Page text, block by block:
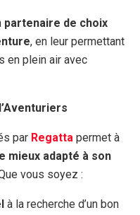
partenaire de choix
, en leur permettant
en plein air avec
par Regatta permet à
mieux adapté à son
vous soyez :
à la recherche d’un bon